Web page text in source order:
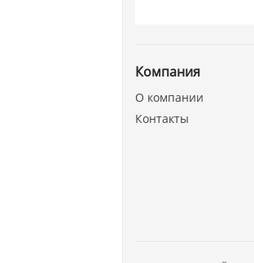
Компания
О компании
Контакты